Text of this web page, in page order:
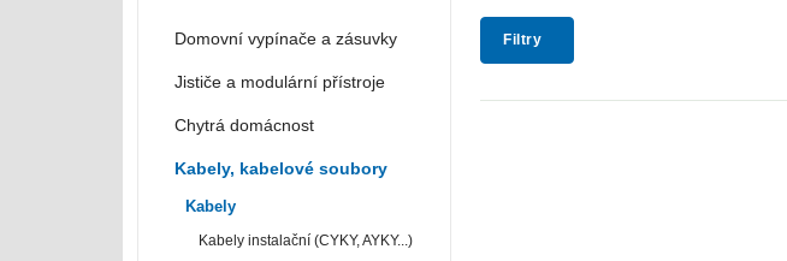
Filtry
Domovní vypínače a zásuvky
Jističe a modulární přístroje
Chytrá domácnost
Kabely, kabelové soubory
Kabely
Kabely instalační (CYKY, AYKY...)